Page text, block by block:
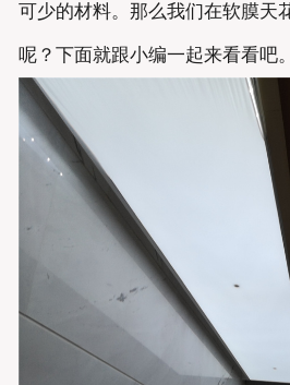
可少的材料。那么我们在软膜天
呢？下面就跟小编一起来看看吧。